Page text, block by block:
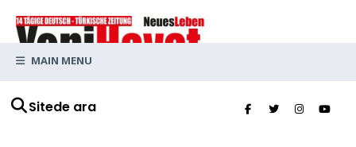
Sitede ara
MAIN MENU